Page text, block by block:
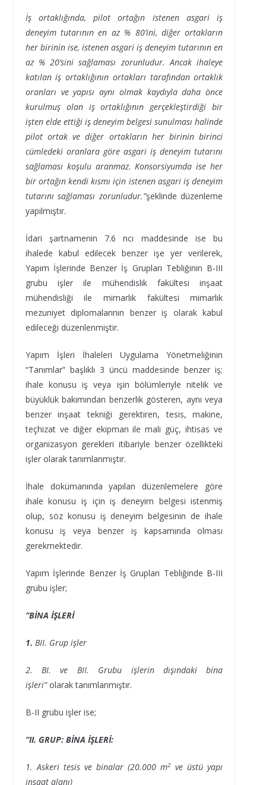
İş ortaklığında, pilot ortağın istenen asgari iş
deneyim tutarının en az % 80’ini, diğer ortakların
her birinin ise, istenen asgari iş deneyim tutarının en
az % 20’sini sağlaması zorunludur. Ancak ihaleye
katılan iş ortaklığının ortakları tarafından ortaklık
oranları ve yapısı aynı olmak kaydıyla daha önce
kurulmuş olan iş ortaklığının gerçekleştirdiği bir
işten elde ettiği iş deneyim belgesi sunulması halinde
pilot ortak ve diğer ortakların her birinin birinci
cümledeki oranlara göre asgari iş deneyim tutarını
sağlaması koşulu aranmaz. Konsorsiyumda ise her
bir ortağın kendi kısmı için istenen asgari iş deneyim
tutarını sağlaması zorunludur.”şeklinde düzenleme
yapılmıştır.
İdari şartnamenin 7.6 ncı maddesinde ise bu
ihalede kabul edilecek benzer işe yer verilerek,
Yapım İşlerinde Benzer İş Grupları Tebliğinin B-III
grubu işler ile mühendislik fakültesi inşaat
mühendisliği ile mimarlık fakültesi mimarlık
mezuniyet diplomalarının benzer iş olarak kabul
edileceği düzenlenmiştir.
Yapım İşleri İhaleleri Uygulama Yönetmeliğinin
“Tanımlar” başlıklı 3 üncü maddesinde benzer iş;
ihale konusu iş veya işin bölümleriyle nitelik ve
büyüklük bakımından benzerlik gösteren, aynı veya
benzer inşaat tekniği gerektiren, tesis, makine,
teçhizat ve diğer ekipman ile mali güç, ihtisas ve
organizasyon gerekleri itibariyle benzer özellikteki
işler olarak tanımlanmıştır.
İhale dokümanında yapılan düzenlemelere göre
ihale konusu iş için iş deneyim belgesi istenmiş
olup, söz konusu iş deneyim belgesinin de ihale
konusu iş veya benzer iş kapsamında olması
gerekmektedir.
Yapım İşlerinde Benzer İş Grupları Tebliğinde B-III
grubu işler;
“BİNA İŞLERİ
1. BII. Grup işler
2. BI. ve BII. Grubu işlerin dışındaki bina
işleri”olarak tanımlanmıştır.
B-II grubu işler ise;
“II. GRUP: BİNA İŞLERİ:
1. Askeri tesis ve binalar (20.000 m2 ve üstü yapı
inşaat alanı)